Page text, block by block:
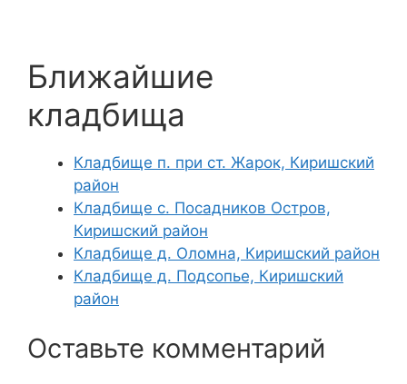
Ближайшие
кладбища
Кладбище п. при ст. Жарок, Киришский
район
Кладбище с. Посадников Остров,
Киришский район
Кладбище д. Оломна, Киришский район
Кладбище д. Подсопье, Киришский
район
Оставьте комментарий